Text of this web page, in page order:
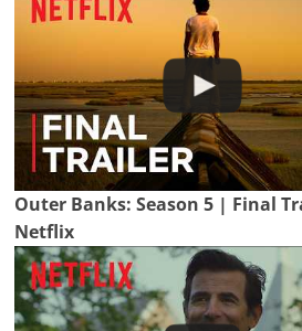
Outer Banks: Season 5 | Final
Netflix